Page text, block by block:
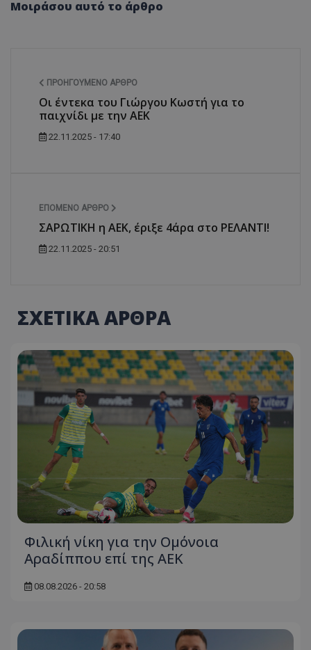
Μοιράσου αυτό το άρθρο
ΠΡΟΗΓΟΎΜΕΝΟ ΆΡΘΡΟ
Οι έντεκα του Γιώργου Κωστή για το
παιχνίδι με την ΑΕΚ
22.11.2025 - 17:40
ΕΠΌΜΕΝΟ ΆΡΘΡΟ
ΣΑΡΩΤΙΚΗ η ΑΕΚ, έριξε 4άρα στο ΡΕΛΑΝΤΙ!
22.11.2025 - 20:51
ΣΧΕΤΙΚΑ ΑΡΘΡΑ
Φιλική νίκη για την Ομόνοια
Αραδίππου επί της ΑΕΚ
08.08.2026 - 20:58